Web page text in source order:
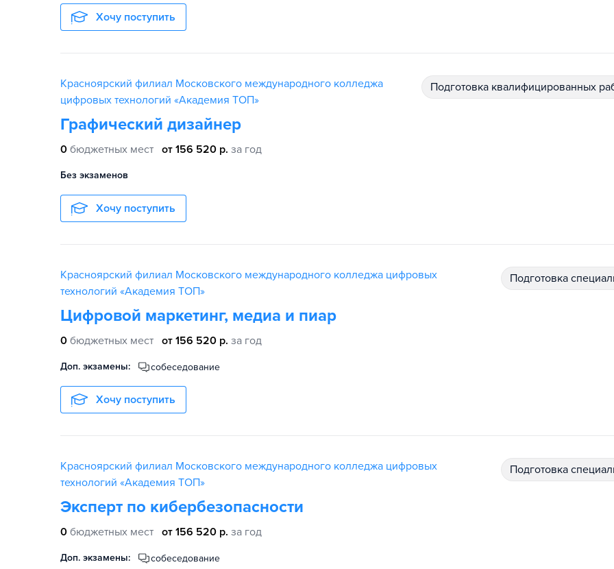
Хочу поступить
Красноярский филиал Московского международного колледжа
цифровых технологий «Академия ТОП»
Графический дизайнер
0 бюджетных мест от 156 520 р. за год
Без экзаменов
Хочу поступить
подготовка квалифицированных
Красноярский филиал Московского международного колледжа цифровых
технологий «Академия ТОП»
Цифровой маркетинг, медиа и пиар
0 бюджетных мест от 156 520 р. за год
Доп. экзамены: собеседование
Хочу поступить
подготовка
Красноярский филиал Московского международного колледжа цифровых
технологий «Академия ТОП»
Эксперт по кибербезопасности
0 бюджетных мест от 156 520 р. за год
Доп. экзамены: собеседование
подготовка